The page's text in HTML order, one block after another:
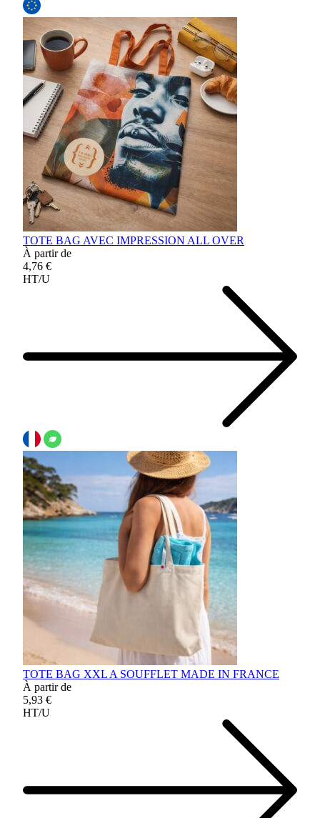
TOTE BAG AVEC IMPRESSION ALL OVER
À partir de
4,76 €
HT/U
TOTE BAG XXL A SOUFFLET MADE IN FRANCE
À partir de
5,93 €
HT/U